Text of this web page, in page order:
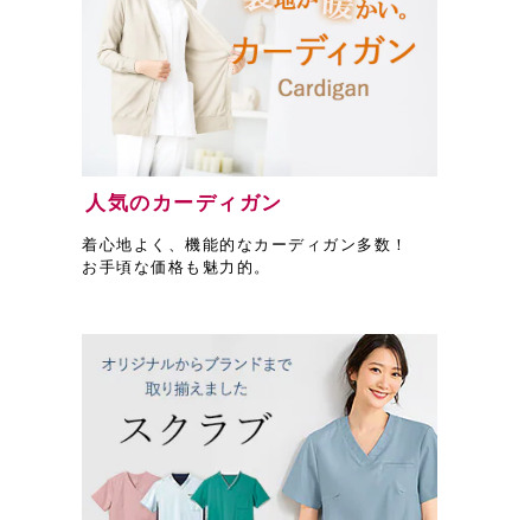
人気のカーディガン
着心地よく、機能的なカーディガン多数！
お手頃な価格も魅力的。